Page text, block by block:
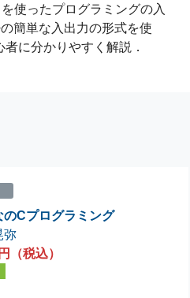
使ったプログラミングの入
簡単な入出力の形式を使
に分かりやすく解説．
のCプログラミング
弥
（税込）